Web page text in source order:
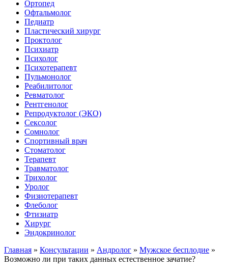
Ортопед
Офтальмолог
Педиатр
Пластический хирург
Проктолог
Психиатр
Психолог
Психотерапевт
Пульмонолог
Реабилитолог
Ревматолог
Рентгенолог
Репродуктолог (ЭКО)
Сексолог
Сомнолог
Спортивный врач
Стоматолог
Терапевт
Травматолог
Трихолог
Уролог
Физиотерапевт
Флеболог
Фтизиатр
Хирург
Эндокринолог
Главная » Консультации » Андролог » Мужское бесплодие »
Возможно ли при таких данных естественное зачатие?